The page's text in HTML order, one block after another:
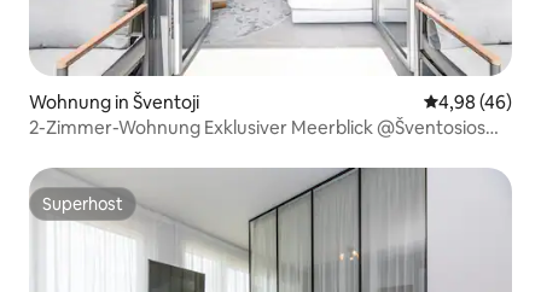
Wohnung in Šventoji
4,98 (46)
2-Zimmer-Wohnung Exklusiver Meerblick @Šventosios
Superhost
Superhost